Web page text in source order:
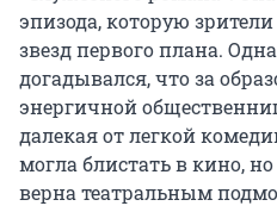
эпизода, которую
звезд первого плана.
догадывался, что за
энергичной
далекая от легкой
могла блистать в кино,
верна театральным